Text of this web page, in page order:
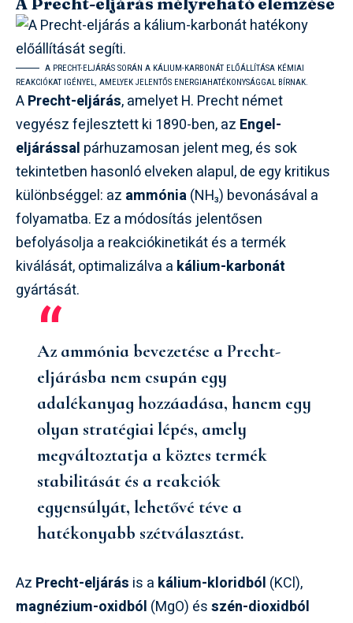
A PRECHT-ELJÁRÁS SORÁN A KÁLIUM-KARBONÁT ELŐÁLLÍTÁSA KÉMIAI
REAKCIÓKAT IGÉNYEL, AMELYEK JELENTŐS ENERGIAHATÉKONYSÁGGAL BÍRNAK.
APrecht-eljárás, amelyet H. Precht német
vegyész fejlesztett ki 1890-ben, az Engel-
eljárással párhuzamosan jelent meg, és sok
tekintetben hasonló elveken alapul, de egy kritikus
különbséggel: az ammónia(NH₃) bevonásával a
folyamatba. Ez a módosítás jelentősen
befolyásolja a reakciókinetikát és a termék
kiválását, optimalizálva a kálium-karbonát
gyártását.
Az ammónia bevezetése a Precht-
eljárásba nem csupán egy
adalékanyag hozzáadása, hanem egy
olyan stratégiai lépés, amely
megváltoztatja a köztes termék
stabilitását és a reakciók
egyensúlyát, lehetővé téve a
hatékonyabb szétválasztást.
Az Precht-eljárás is a kálium-kloridból (KCl),
magnézium-oxidból (MgO) ésszén-dioxidból